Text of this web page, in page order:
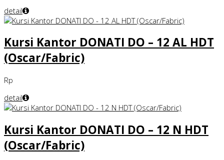
detail
Kursi Kantor DONATI DO – 12 AL HDT
(Oscar/Fabric)
Rp
detail
Kursi Kantor DONATI DO – 12 N HDT
(Oscar/Fabric)